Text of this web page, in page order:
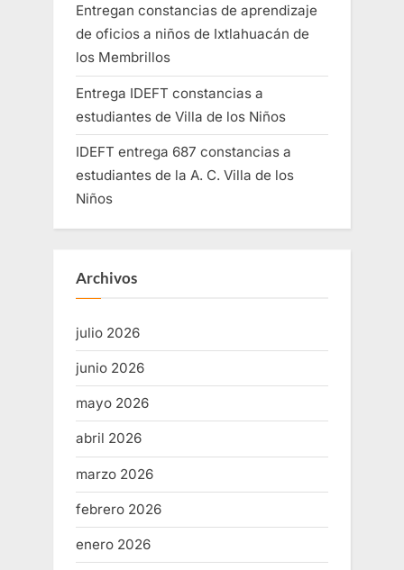
Entregan constancias de aprendizaje
de oficios a niños de Ixtlahuacán de
los Membrillos
Entrega IDEFT constancias a
estudiantes de Villa de los Niños
IDEFT entrega 687 constancias a
estudiantes de la A. C. Villa de los
Niños
Archivos
julio 2026
junio 2026
mayo 2026
abril 2026
marzo 2026
febrero 2026
enero 2026